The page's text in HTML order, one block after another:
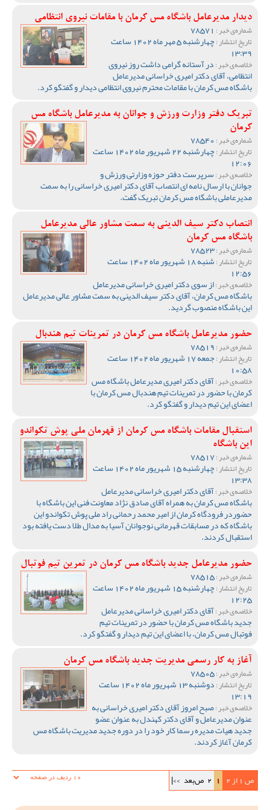
دیدار مدیرعامل باشگاه مس کرمان با مقامات نیروی انتظامی
شماره‌ی خبر :
تاریخ انتشار : چهارشنبه 5 مهر ماه 1402 ساعت
13:39
خلاصه‌ی خبر :در آستانه گرامی داشت روز نیروی
انتظامی، آقای دکتر امیری خراسانی مدیرعامل
باشگاه مس کرمان با مقامات محترم نیروی انتظامی دیدار و گفتگو کرد.
تبریک دفتر وزارت ورزش و جوانان به مدیرعامل باشگاه مس
کرمان
شماره‌ی خبر :
تاریخ انتشار : چهارشنبه 22 شهریور ماه 1402 ساعت
12:06
خلاصه‌ی خبر :سرپرست دفتر حوزه وزارتی ورزش و
جوانان با ارسال نامه ای انتصاب آقای دکتر امیری خراسانی را به سمت
مدیرعاملی باشگاه مس کرمان تبریک گفت.
انتصاب دکتر سیف الدینی به سمت مشاور عالی مدیرعامل
باشگاه مس کرمان
شماره‌ی خبر :
تاریخ انتشار : شنبه 18 شهریور ماه 1402 ساعت
12:56
خلاصه‌ی خبر :از سوی دکتر امیری خراسانی مدیرعامل
باشگاه مس کرمان، آقای دکتر سیف الدینی به سمت مشاور عالی مدیرعامل
این باشگاه منصوب گردید.
حضور مدیرعامل باشگاه مس کرمان در تمرینات تیم هندبال
شماره‌ی خبر :
تاریخ انتشار : جمعه 17 شهریور ماه 1402 ساعت
10:58
خلاصه‌ی خبر :آقای دکتر امیری مدیرعامل باشگاه مس
کرمان با حضور در تمرینات تیم هندبال مس کرمان با
اعضای این تیم دیدار و گفتگو کرد.
استقبال مقامات باشگاه مس کرمان از قهرمان ملی پوش تکواندو
این باشگاه
شماره‌ی خبر :
تاریخ انتشار : چهارشنبه 15 شهریور ماه 1402 ساعت
13:38
خلاصه‌ی خبر :آقای دکتر امیری خراسانی مدیرعامل
باشگاه مس کرمان به همراه آقای صادق نژاد معاونت فنی این باشگاه با
حضوردر فرودگاه کرمان از امیر محمد رحمانی راد ملی پوش تکواندو این
باشگاه که در مسابقات قهرمانی نوجوانان آسیا به مدال طلا دست یافته بود
استقبال کردند.
حضور مدیرعامل جدید باشگاه مس کرمان در تمرین تیم فوتبال
شماره‌ی خبر :
تاریخ انتشار : چهارشنبه 15 شهریور ماه 1402 ساعت
12:25
خلاصه‌ی خبر :آقای دکتر امیری خراسانی مدیرعامل
جدید باشگاه مس کرمان با حضور در تمرینات تیم
فوتبال مس کرمان، با اعضای این تیم دیدار و گفتگو کرد.
آغاز به کار رسمی مدیریت جدید باشگاه مس کرمان
شماره‌ی خبر :
تاریخ انتشار : دوشنبه 13 شهریور ماه 1402 ساعت
13:19
خلاصه‌ی خبر :صبح امروز آقای دکتر امیری خراسانی به
عنوان مدیرعامل و آقای دکتر کهندل به عنوان عضو
جدید هیات مدیره رسما کار خود را در دوره جدید مدیریت باشگاه مس
کرمان آغاز کردند.
ص 1 از 2 1
2 ص‌بعد >>|